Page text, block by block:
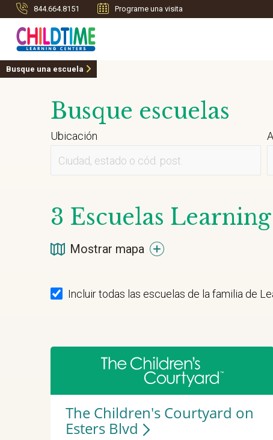
844.664.8151 Programe una visita
Busque una escuela
Busque escuelas
Ubicación
3 Escuelas
Mostrar mapa
Incluir todas las escuelas de la familia de
The Children's Courtyard on
Esters Blvd